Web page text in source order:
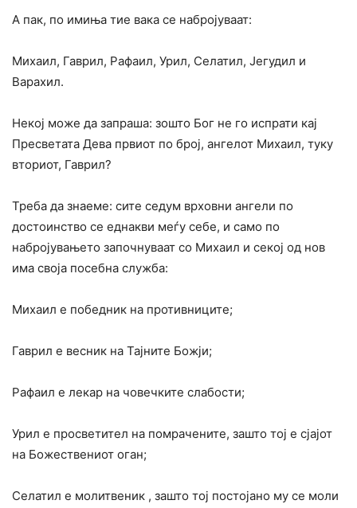
А пак, по имиња тие вака се набројуваат:
Михаил, Гаврил, Рафаил, Урил, Селатил, Јегудил и
Варахил.
Некој може да запраша: зошто Бог не го испрати кај
Пресветата Дева првиот по број, ангелот Михаил, туку
вториот, Гаврил?
Треба да знаеме: сите седум врховни ангели по
достоинство се еднакви меѓу себе, и само по
набројувањето започнуваат со Михаил и секој од нов
има своја посебна служба:
Михаил е победник на противниците;
Гаврил е весник на Тајните Божји;
Рафаил е лекар на човечките слабости;
Урил е просветител на помрачените, зашто тој е сјајот
на Божествениот оган;
Селатил е молитвеник , зашто тој постојано му се моли